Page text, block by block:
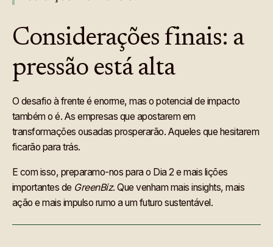
Considerações finais: a
pressão está alta
O desafio à frente é enorme, mas o potencial de impacto
também o é. As empresas que apostarem em
transformações ousadas prosperarão. Aqueles que hesitarem
ficarão para trás.
E com isso, preparamo-nos para o Dia 2 e mais lições
importantes de GreenBiz. Que venham mais insights, mais
ação e mais impulso rumo a um futuro sustentável.